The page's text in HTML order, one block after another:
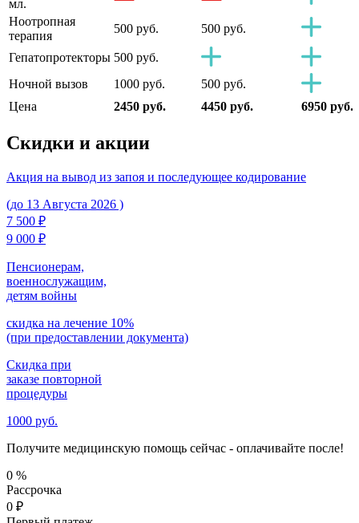
мл.
Ноотропная
терапия
500 руб. 500 руб.
Гепатопротекторы 500 руб.
Ночной вызов
1000 руб.
500 руб.
Цена
2450 руб. 4450 руб. 6950 руб.
Скидки и акции
Акция на вывод из запоя и последующее кодирование
(до 13 Августа 2026 )
7 500 ₽
9 000 ₽
Пенсионерам,
военнослужащим,
детям войны
скидка на лечение 10%
(при предоставлении документа)
Скидка при
заказе повторной
процедуры
1000 руб.
Получите медицинскую помощь сейчас - оплачивайте после!
0 %
Рассрочка
0 ₽